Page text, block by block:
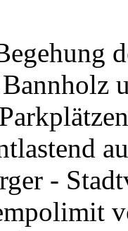
-